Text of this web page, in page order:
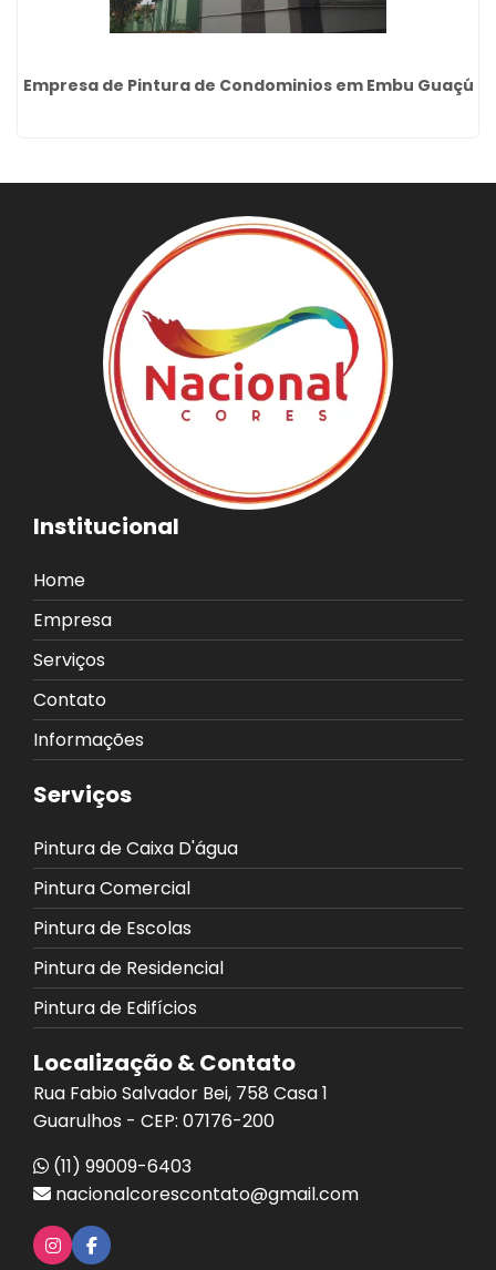
Empresa de Pintura de Condominios em Embu Guaçú
Institucional
Home
Empresa
Serviços
Contato
Informações
Serviços
Pintura de Caixa D'água
Pintura Comercial
Pintura de Escolas
Pintura de Residencial
Pintura de Edifícios
Localização & Contato
Rua Fabio Salvador Bei, 758 Casa 1
Guarulhos - CEP: 07176-200
(11) 99009-6403
nacionalcorescontato@gmail.com